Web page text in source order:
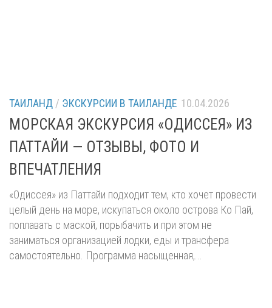
ТАИЛАНД / ЭКСКУРСИИ В ТАИЛАНДЕ 10.04.2026
МОРСКАЯ ЭКСКУРСИЯ «ОДИССЕЯ» ИЗ
ПАТТАЙИ — ОТЗЫВЫ, ФОТО И
ВПЕЧАТЛЕНИЯ
«Одиссея» из Паттайи подходит тем, кто хочет провести
целый день на море, искупаться около острова Ко Пай,
поплавать с маской, порыбачить и при этом не
заниматься организацией лодки, еды и трансфера
самостоятельно. Программа насыщенная,...